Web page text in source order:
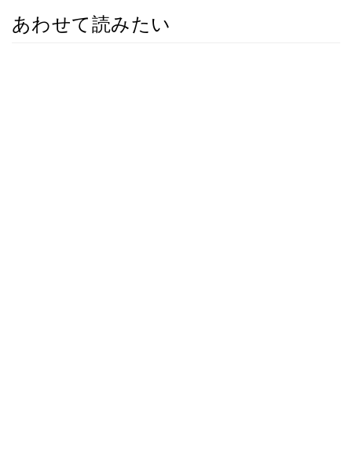
あわせて読みたい